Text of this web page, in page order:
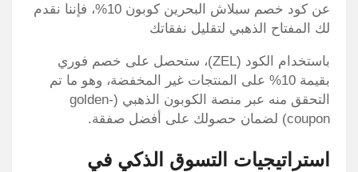
عن كود خصم سبلاش البحرين كوبون 10%، فإننا نقدم
لك المفتاح الذهبي لتقليل نفقاتك
باستخدام الكود (ZEL)، ستحصل على خصم فوري
بقيمة 10% على المنتجات غير المخفضة، وهو ما تم
التحقق منه عبر منصة الكوبون الذهبي (golden-
coupon) لضمان حصولك على أفضل صفقة.
استراتيجيات التسوق الذكي في